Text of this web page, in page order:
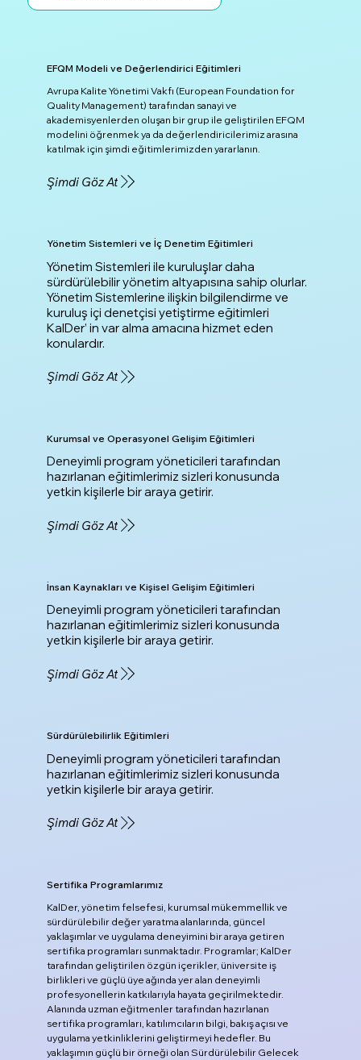
EFQM Modeli ve Değerlendirici Eğitimleri
Avrupa Kalite Yönetimi Vakfı (European Foundation for
Quality Management) tarafından sanayi ve
akademisyenlerden oluşan bir grup ile geliştirilen EFQM
modelini öğrenmek ya da değerlendiricilerimiz arasına
katılmak için şimdi eğitimlerimizden yararlanın.
Şimdi Göz At
Yönetim Sistemleri ve İç Denetim Eğitimleri
Yönetim Sistemleri ile kuruluşlar daha
sürdürülebilir yönetim altyapısına sahip olurlar.
Yönetim Sistemlerine ilişkin bilgilendirme ve
kuruluş içi denetçisi yetiştirme eğitimleri
KalDer’ in var alma amacına hizmet eden
konulardır.
Şimdi Göz At
Kurumsal ve Operasyonel Gelişim Eğitimleri
Deneyimli program yöneticileri tarafından
hazırlanan eğitimlerimiz sizleri konusunda
yetkin kişilerle bir araya getirir.
Şimdi Göz At
İnsan Kaynakları ve Kişisel Gelişim Eğitimleri
Deneyimli program yöneticileri tarafından
hazırlanan eğitimlerimiz sizleri konusunda
yetkin kişilerle bir araya getirir.
Şimdi Göz At
Sürdürülebilirlik Eğitimleri
Deneyimli program yöneticileri tarafından
hazırlanan eğitimlerimiz sizleri konusunda
yetkin kişilerle bir araya getirir.
Şimdi Göz At
Sertifika Programlarımız
KalDer, yönetim felsefesi, kurumsal mükemmellik ve
sürdürülebilir değer yaratma alanlarında, güncel
yaklaşımlar ve uygulama deneyimini bir araya getiren
sertifika programları sunmaktadır. Programlar; KalDer
tarafından geliştirilen özgün içerikler, üniversite iş
birlikleri ve güçlü üye ağında yer alan deneyimli
profesyonellerin katkılarıyla hayata geçirilmektedir.
Alanında uzman eğitmenler tarafından hazırlanan
sertifika programları, katılımcıların bilgi, bakış açısı ve
uygulama yetkinliklerini geliştirmeyi hedefler. Bu
yaklaşımın güçlü bir örneği olan Sürdürülebilir Gelecek